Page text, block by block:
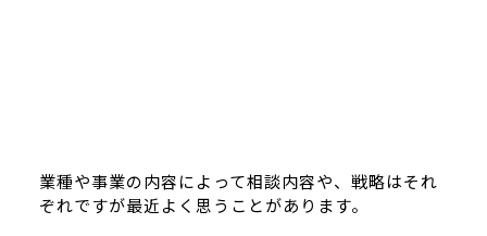
業種や事業の内容によって相談内容や、戦略はそれ
ぞれですが最近よく思うことがあります。